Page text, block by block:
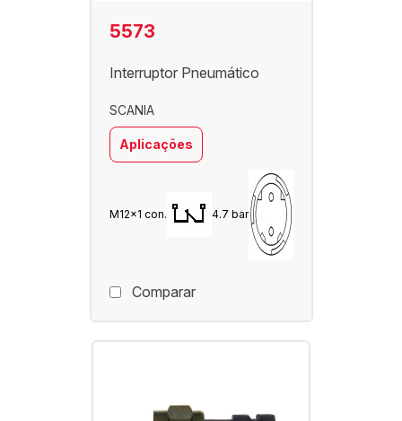
5573
Interruptor Pneumático
SCANIA
Aplicações
M12x1 con. 4.7 bar
Comparar